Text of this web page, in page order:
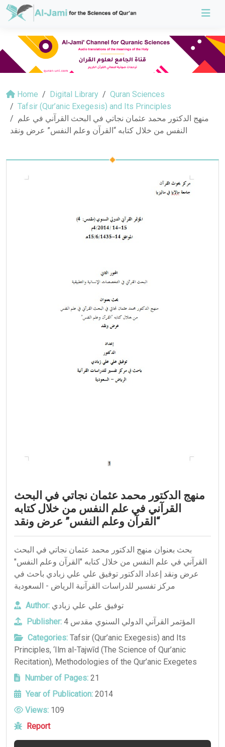
Home Digital Library
Quran Sciences
Tafsir (Qur’anic Exegesis) and Its Principles
منهج الدكتور محمد عثمان نجاتي في البحث القرآني في علم
النفس من خلال كتابه “القرآن وعلم النفس” عرض ونقد
منهج الدكتور محمد عثمان نجاتي في البحث
القرآني في علم النفس من خلال كتابه
“القرآن وعلم النفس” عرض ونقد
بحث بعنوان منهج الدكتور محمد عثمان نجاتي في البحث
القرآني في علم النفس من خلال كتابه "القرآن وعلم النفس"
عرض ونقد إعداد الدكتور توفيق علي علي زبادي باحث في
مركز تفسير للدراسات القرآنية الرياض - السعودية
Author: توفيق علي علي زبادي
Publisher:
المؤتمر القرآني الدولي السنوي مقدس 4
Categories: Tafsir (Qur’anic Exegesis) and Its
Principles, ‘Ilm al-Tajwīd (The Science of Qur’anic
Recitation), Methodologies of the Qur’anic Exegetes
Number of Pages: 21
Year of Publication: 2014
Views: 109
Report